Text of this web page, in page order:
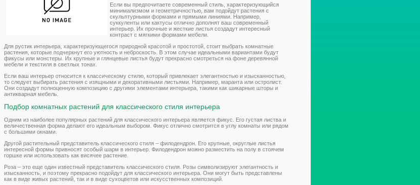
Если вы предпочитаете современный стиль, характеризующийся
минимализмом и геометричностью, вам подойдут растения с
скульптурными формами и прямыми линиями. Например,
суккуленты или кактусы отлично дополнят ваш современный
интерьер. Их прочные и жесткие листья создадут интересный
контраст с мягкими формами мебели.
Для рустик интерьера, характеризующегося природной красотой и простотой, стоит выбрать комнатные
растения, которые подчеркнут его уютность и неброскость. В этом случае идеальными вариантами будут
фикусы или монстеры. Их крупные и глянцевые листья будут прекрасно смотреться на фоне деревянной
мебели и текстиля в светлых тонах.
Если ваш интерьер относится к классическому стилю, который привлекает элегантностью и изысканностью,
то следует выбирать растения с изящными и декоративными листьями. Например, маранта или остролист.
Они создадут полноценную композицию с другими элементами интерьера, такими как шикарные шторы и
антикварная мебель.
Подбор комнатных растений для классического стиля интерьера
Одним из наиболее популярных растений для классического интерьера является фикус. Его густая листва и
величественная форма делают его идеальным выбором. Фикус отлично смотрится в углу комнаты или рядом
с большими окнами.
Другой растительный представитель классического стиля – филодендрон. Его крупные, округлые листья
интересной формы привносят особый шарм в интерьер. Филодендрон можно разместить на полу в стоячем
горшке или использовать как висячее растение.
Роза – это еще один известный представитель классического стиля. Розы символизируют элегантность и
изысканность, и поэтому прекрасно подойдут для классического интерьера. Они могут быть представлены
как в виде живых растений, так и в виде сухоцветов или искусственных композиций.